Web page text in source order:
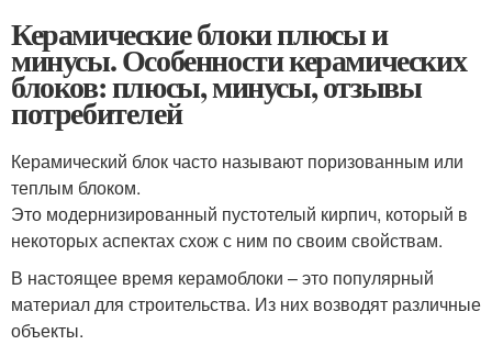
Керамические блоки плюсы и
минусы. Особенности керамических
блоков: плюсы, минусы, отзывы
потребителей
Керамический блок часто называют поризованным или
теплым блоком.
Это модернизированный пустотелый кирпич, который в
некоторых аспектах схож с ним по своим свойствам.
В настоящее время керамоблоки – это популярный
материал для строительства. Из них возводят различные
объекты.